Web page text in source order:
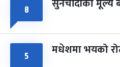
८ सुनचाँदीको मूल्य
५ मधेशमा भयको